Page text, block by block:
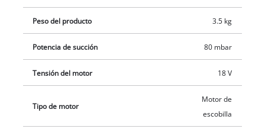
Peso del producto 3.5 kg
Potencia de succión 80 mbar
Tensión del motor 18 V
Tipo de motor
Motor de
escobilla